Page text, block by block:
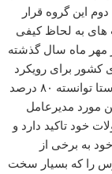
این گروه قرار
های به لحاظ کیفی
مهر ماه سال گذشته
کشور برای رویکرد
مشتری مداری اهمیت زیادی قائل شده و در این راستا توانسته ۸۰ درصد
مورد مدیرعامل
خود تاکید دارد و
به برخی از
را که بسیار سخت